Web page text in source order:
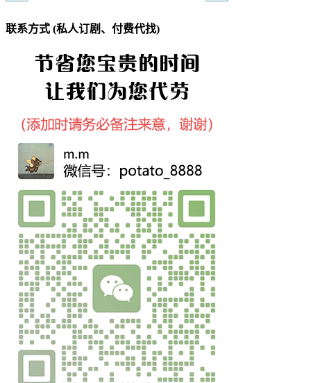
联系方式 (私人订剧、付费代找)